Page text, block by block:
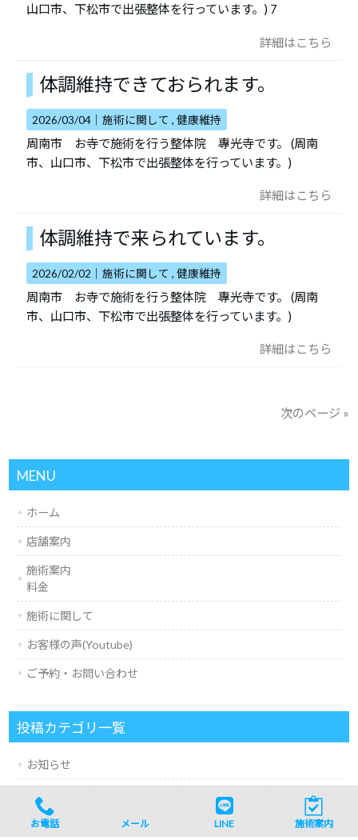
山口市、下松市で出張整体を行っています。) 7
詳細はこちら
体調維持できておられます。
2026/03/04｜施術に関して 健康維持
周南市 お寺で施術を行う整体院 專光寺です。 (周南
市、山口市、下松市で出張整体を行っています。)
詳細はこちら
体調維持で来られています。
2026/02/02｜施術に関して 健康維持
周南市 お寺で施術を行う整体院 專光寺です。 (周南
市、山口市、下松市で出張整体を行っています。)
詳細はこちら
次のページ »
MENU
ホーム
店舗案内
施術案内
料金
施術に関して
お客様の声(Youtube)
ご予約・お問い合わせ
投稿カテゴリ一覧
お知らせ
腰の悩み
お電話 メール LINE 施術案内